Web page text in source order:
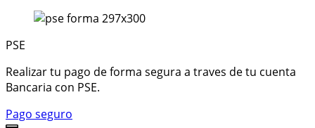
PSE
Realizar tu pago de forma segura a traves de tu cuenta
Bancaria con PSE.
Pago seguro